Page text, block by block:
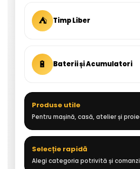
⛺ Timp Liber
🔋 Baterii și Acumulatori
Produse utile
Pentru mașină, casă, atelier și
Selecție rapidă
Alegi categoria potrivită și